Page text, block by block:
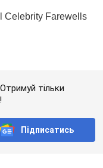
тільки
Підписатись